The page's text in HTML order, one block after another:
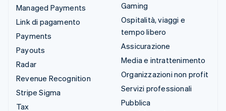
Managed Payments
Link di pagamento
Payments
Payouts
Radar
Revenue Recognition
Stripe Sigma
Tax
Gaming
Ospitalità, viaggi e
tempo libero
Assicurazione
Media e intrattenimento
Organizzazioni non profit
Servizi professionali
Pubblica